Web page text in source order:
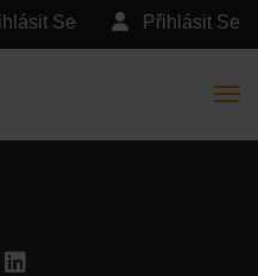
Přihlásit Se
Se